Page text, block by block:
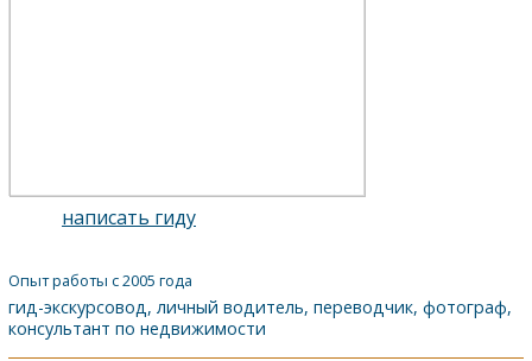
написать гиду
Опыт работы с 2005 года
гид-экскурсовод, личный водитель, переводчик, фотограф,
консультант по недвижимости